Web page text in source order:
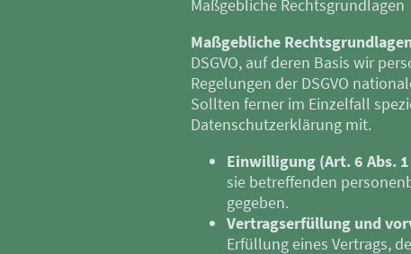
Maßgebliche Rechtsgrundlagen
Maßgebliche
DSGVO, auf deren Basis wir
Regelungen der DSGVO
Sollten ferner im Einzelfall
Datenschutzerklärung mit.
Einwilligung (Art. 6 Abs. 1
sie betreffenden
gegeben.
Vertragserfüllung und
Erfüllung eines Vertrags,